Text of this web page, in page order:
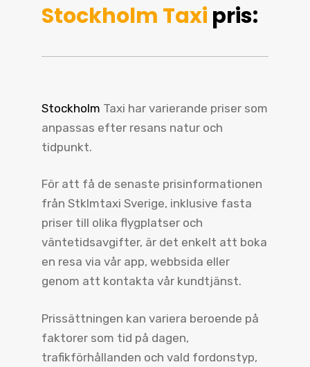
Stockholm Taxi pris:
Stockholm Taxi har varierande priser som
anpassas efter resans natur och
tidpunkt.
För att få de senaste prisinformationen
från Stklmtaxi Sverige, inklusive fasta
priser till olika flygplatser och
väntetidsavgifter, är det enkelt att boka
en resa via vår app, webbsida eller
genom att kontakta vår kundtjänst.
Prissättningen kan variera beroende på
faktorer som tid på dagen,
trafikförhållanden och vald fordonstyp,